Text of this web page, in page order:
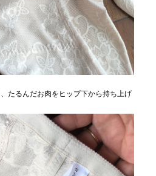
たるんだお肉をヒップ下から持ち上げ